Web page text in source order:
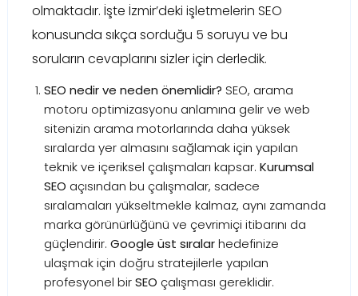
olmaktadır. İşte İzmir’deki işletmelerin SEO
konusunda sıkça sorduğu 5 soruyu ve bu
soruların cevaplarını sizler için derledik.
SEO nedir ve neden önemlidir? SEO, arama
motoru optimizasyonu anlamına gelir ve web
sitenizin arama motorlarında daha yüksek
sıralarda yer almasını sağlamak için yapılan
teknik ve içeriksel çalışmaları kapsar. Kurumsal
SEO açısından bu çalışmalar, sadece
sıralamaları yükseltmekle kalmaz, aynı zamanda
marka görünürlüğünü ve çevrimiçi itibarını da
güçlendirir. Google üst sıralarhedefinize
ulaşmak için doğru stratejilerle yapılan
profesyonel birSEO çalışması gereklidir.